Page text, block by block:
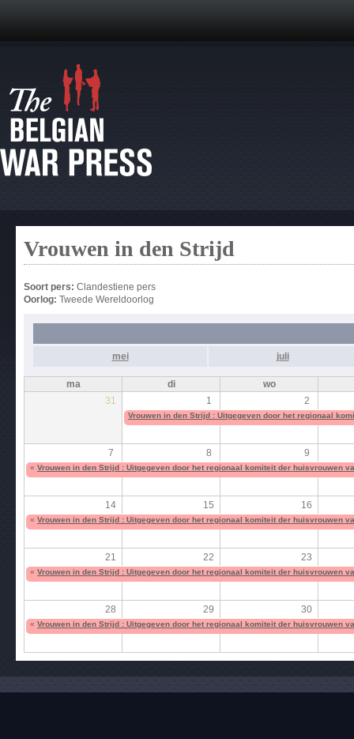
Vrouwen in den Strijd
Soort pers: Clandestiene pers
Oorlog: Tweede Wereldoorlog
mei juli
ma di
wo
31
1 2
Vrouwen in den Strijd : Uitgegeven door het regionaal
7 8 9
« Vrouwen in den Strijd : Uitgegeven door het regionaal komiteit der huisvrouwen
14 15 16
« Vrouwen in den Strijd : Uitgegeven door het regionaal komiteit der huisvrouwen
21 22 23
« Vrouwen in den Strijd : Uitgegeven door het regionaal komiteit der huisvrouwen
28 29 30
« Vrouwen in den Strijd : Uitgegeven door het regionaal komiteit der huisvrouwen